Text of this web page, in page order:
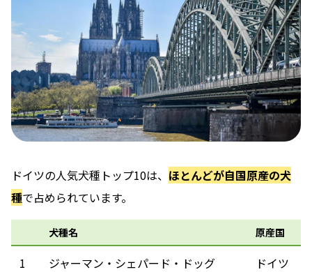
ドイツの人気犬種トップ10は、 ほとんどが自国原産の犬
種で占められています。
犬種名 原産国
1 ジャーマン・シェパード・ドッグ
ドイツ